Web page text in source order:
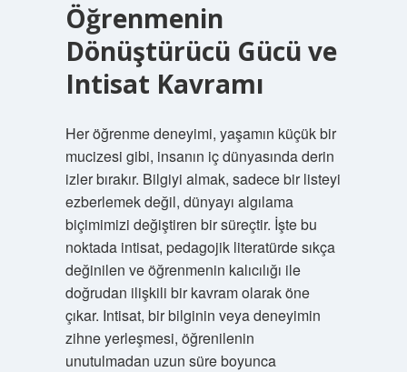
Öğrenmenin
Dönüştürücü Gücü ve
Intisat Kavramı
Her öğrenme deneyimi, yaşamın küçük bir
mucizesi gibi, insanın iç dünyasında derin
izler bırakır. Bilgiyi almak, sadece bir listeyi
ezberlemek değil, dünyayı algılama
biçimimizi değiştiren bir süreçtir. İşte bu
noktada intisat, pedagojik literatürde sıkça
değinilen ve öğrenmenin kalıcılığı ile
doğrudan ilişkili bir kavram olarak öne
çıkar. Intisat, bir bilginin veya deneyimin
zihne yerleşmesi, öğrenilenin
unutulmadan uzun süre boyunca